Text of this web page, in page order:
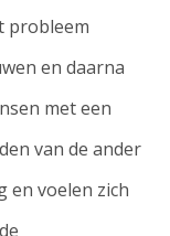
probleem
en daarna
met een
van de ander
en voelen zich